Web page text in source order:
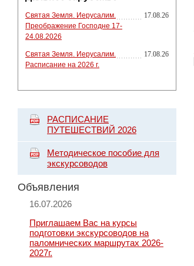
Святая Земля. Иерусалим.
Преображение Господне 17-
24.08.2026
17.08.26
Святая Земля. Иерусалим.
Расписание на 2026 г.
17.08.26
РАСПИСАНИЕ
ПУТЕШЕСТВИЙ 2026
Методическое пособие для
экскурсоводов
Объявления
16.07.2026
Приглашаем Вас на курсы
подготовки экскурсоводов на
паломнических маршрутах 2026-
2027г.